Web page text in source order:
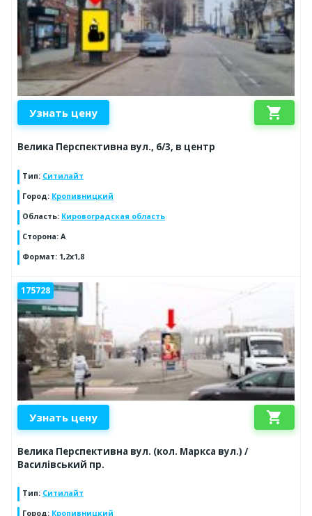
Узнать цену shopping_cart
Велика Перспективна вул., 6/3, в центр
Тип: Ситилайт
Город: Кропивницкий
Область: Кировоградская область
Сторона: А
Формат: 1,2х1,8
175728
Узнать цену shopping_cart
Велика Перспективна вул. (кол. Маркса вул.) /
Василівський пр.
Тип: Ситилайт
Город: Кропивницкий